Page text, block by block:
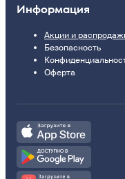
Информация
Акции и
Безопасность
Оферта